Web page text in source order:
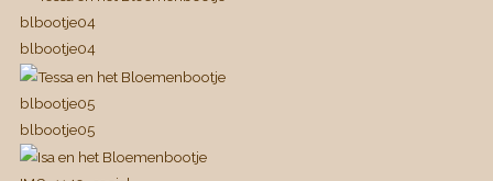
blbootje04
blbootje04
blbootje05
blbootje05